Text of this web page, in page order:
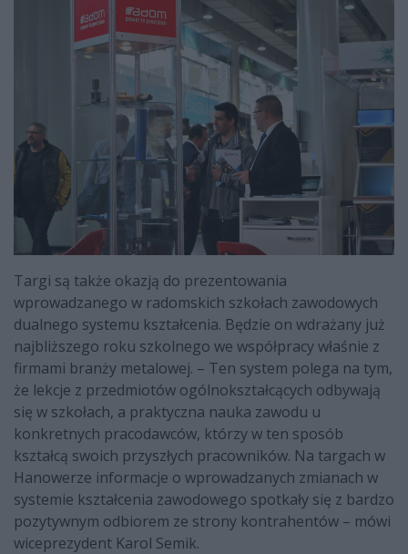
Targi są także okazją do prezentowania
wprowadzanego w radomskich szkołach zawodowych
dualnego systemu kształcenia. Będzie on wdrażany już
najbliższego roku szkolnego we współpracy właśnie z
firmami branży metalowej. – Ten system polega na tym,
że lekcje z przedmiotów ogólnokształcących odbywają
się w szkołach, a praktyczna nauka zawodu u
konkretnych pracodawców, którzy w ten sposób
kształcą swoich przyszłych pracowników. Na targach w
Hanowerze informacje o wprowadzanych zmianach w
systemie kształcenia zawodowego spotkały się z bardzo
pozytywnym odbiorem ze strony kontrahentów – mówi
wiceprezydent Karol Semik.